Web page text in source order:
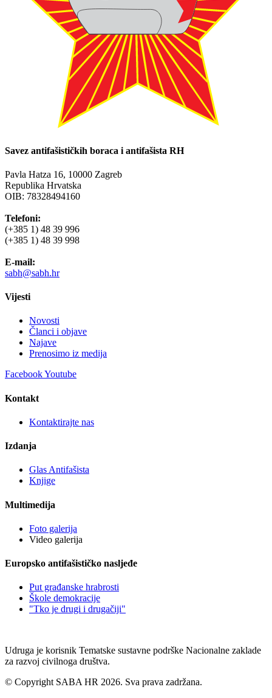
Savez antifašističkih boraca i antifašista RH
Pavla Hatza 16, 10000 Zagreb
Republika Hrvatska
OIB: 78328494160
Telefoni:
(+385 1) 48 39 996
(+385 1) 48 39 998
E-mail:
sabh@sabh.hr
Vijesti
Novosti
Članci i objave
Najave
Prenosimo iz medija
FacebookYoutube
Kontakt
Kontaktirajte nas
Izdanja
Glas Antifašista
Knjige
Multimedija
Foto galerija
Video galerija
Europsko antifašističko nasljeđe
Put građanske hrabrosti
Škole demokracije
"Tko je drugi i drugačiji"
Udruga je korisnik Tematske sustavne podrške Nacionalne zaklade
za razvoj civilnoga društva.
© Copyright SABA HR 2026. Sva prava zadržana.